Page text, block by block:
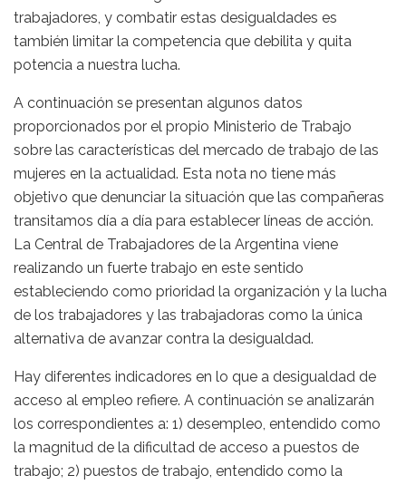
trabajadores, y combatir estas desigualdades es
también limitar la competencia que debilita y quita
potencia a nuestra lucha.
A continuación se presentan algunos datos
proporcionados por el propio Ministerio de Trabajo
sobre las características del mercado de trabajo de las
mujeres en la actualidad. Esta nota no tiene más
objetivo que denunciar la situación que las compañeras
transitamos día a día para establecer líneas de acción.
La Central de Trabajadores de la Argentina viene
realizando un fuerte trabajo en este sentido
estableciendo como prioridad la organización y la lucha
de los trabajadores y las trabajadoras como la única
alternativa de avanzar contra la desigualdad.
Hay diferentes indicadores en lo que a desigualdad de
acceso al empleo refiere. A continuación se analizarán
los correspondientes a: 1) desempleo, entendido como
la magnitud de la dificultad de acceso a puestos de
trabajo; 2) puestos de trabajo, entendido como la